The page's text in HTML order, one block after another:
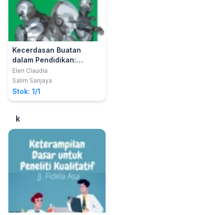
Kecerdasan Buatan
dalam Pendidikan:
Manfaat dan Tantangan
Elen Claudia
Salim Sanjaya
Stok: 1/1
k